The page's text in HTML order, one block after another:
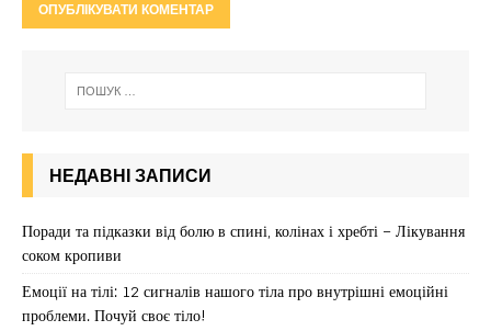
НЕДАВНІ ЗАПИСИ
Поради та підказки від болю в спині, колінах і хребті – Лікування
соком кропиви
Емоції на тілі: 12 сигналів нашого тіла про внутрішні емоційні
проблеми. Почуй своє тіло!